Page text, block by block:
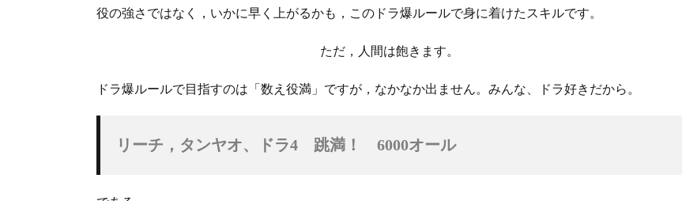
役の強さではなく，いかに早く上がるかも，このドラ爆ルールで身に着けたスキルです。
ただ，人間は飽きます。
ドラ爆ルールで目指すのは「数え役満」ですが，なかなか出ません。みんな、ドラ好きだから。
リーチ，タンヤオ、ドラ4　跳満！　6000オール